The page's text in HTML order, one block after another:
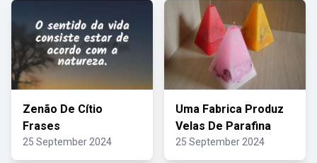
Zenão De Cítio
Frases
25 September 2024
Uma Fabrica Produz
Velas De Parafina
25 September 2024